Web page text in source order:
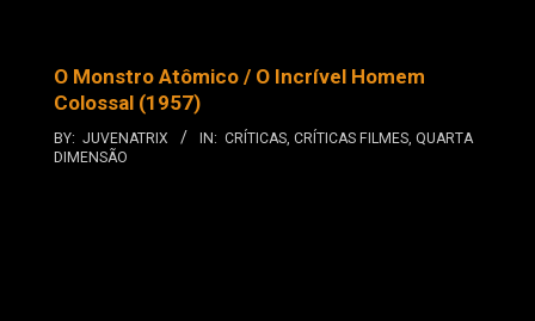
O Monstro Atômico / O Incrível Homem
Colossal (1957)
BY: JUVENATRIX IN: CRÍTICAS, CRÍTICAS FILMES, QUARTA
DIMENSÃO